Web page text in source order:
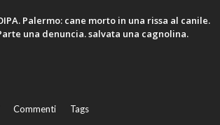
Palermo: cane morto in una rissa al canile.
una denuncia. salvata una cagnolina.
Commenti Tags